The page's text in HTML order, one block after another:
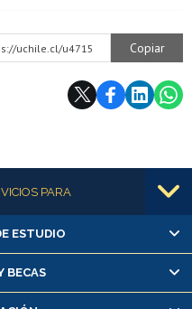
uchile.cl/u4715 Copiar
PARA
os
línea
de asignaturas
ESTUDIO
BECAS